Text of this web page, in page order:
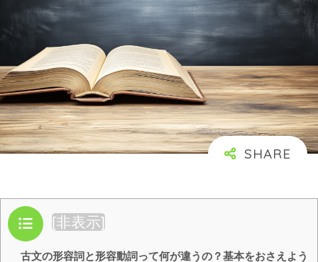
目次 [非表示]
古文の形容詞と形容動詞って何が違うの？基本をおさえよう